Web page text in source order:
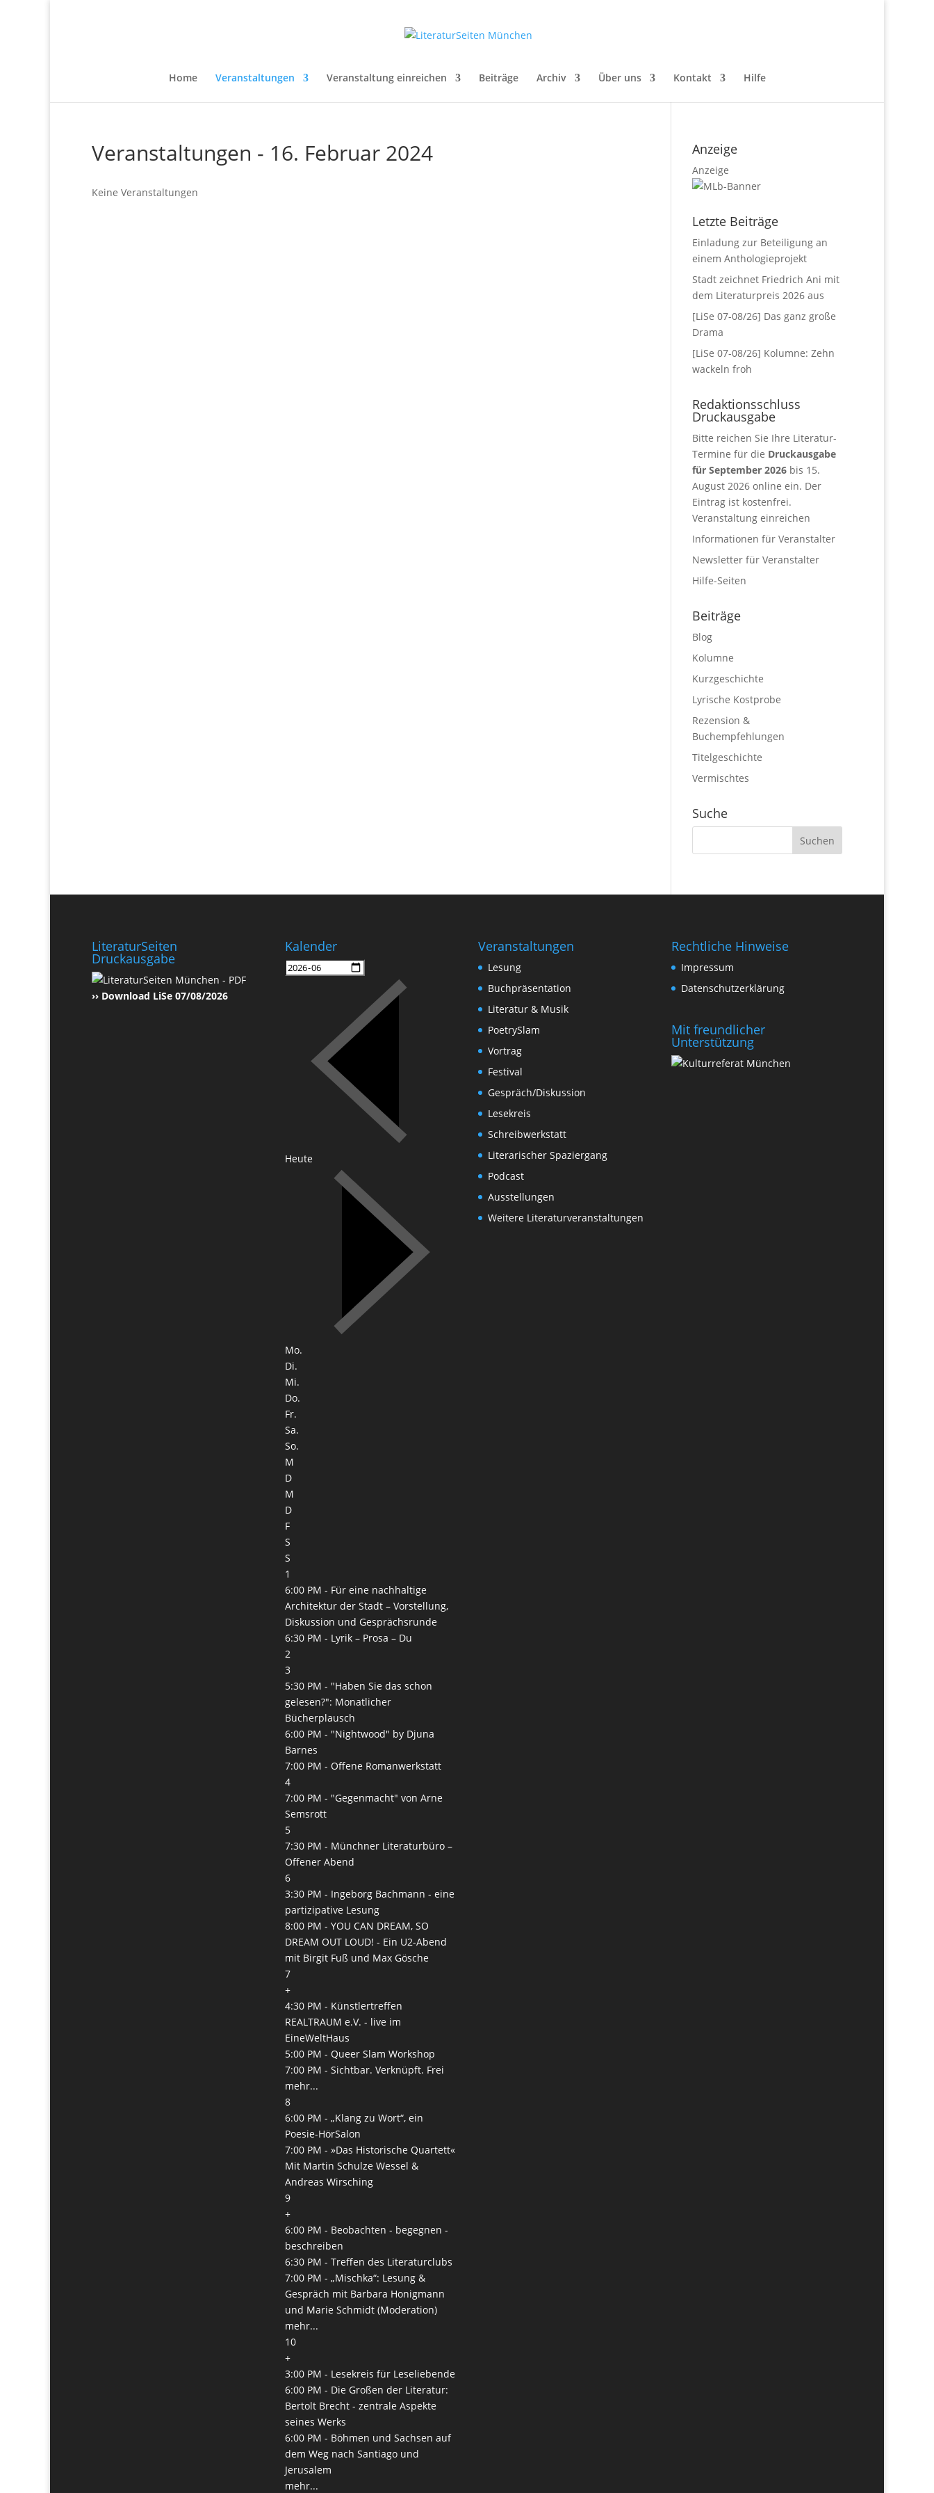
Home Veranstaltungen Veranstaltung einreichen Beiträge Archiv Über uns Kontakt Hilfe
Veranstaltungen - 16. Februar 2024
Keine Veranstaltungen
Anzeige
Anzeige
Letzte Beiträge
Einladung zur Beteiligung an
einem Anthologieprojekt
Stadt zeichnet Friedrich Ani mit
dem Literaturpreis 2026 aus
[LiSe 07-08/26] Das ganz große
Drama
[LiSe 07-08/26] Kolumne: Zehn
wackeln froh
Redaktionsschluss
Druckausgabe
Bitte reichen Sie Ihre Literatur-
Termine für die Druckausgabe
für September 2026 bis 15.
August 2026 online ein. Der
Eintrag ist kostenfrei.
Veranstaltung einreichen
Informationen für Veranstalter
Newsletter für Veranstalter
Hilfe-Seiten
Beiträge
Blog
Kolumne
Kurzgeschichte
Lyrische Kostprobe
Rezension &
Buchempfehlungen
Titelgeschichte
Vermischtes
Suche
LiteraturSeiten
Druckausgabe
›› Download LiSe 07/08/2026
Kalender
Heute
Mo.
Di.
Mi.
Do.
Fr.
Sa.
So.
M
D
M
D
F
S
S
1
6:00 PM - Für eine nachhaltige
Architektur der Stadt – Vorstellung,
Diskussion und Gesprächsrunde
6:30 PM - Lyrik – Prosa – Du
2
3
5:30 PM - "Haben Sie das schon
gelesen?": Monatlicher
Bücherplausch
6:00 PM - "Nightwood" by Djuna
Barnes
7:00 PM -Offene Romanwerkstatt
4
7:00 PM - "Gegenmacht" von Arne
Semsrott
5
7:30 PM - Münchner Literaturbüro –
Offener Abend
6
3:30 PM - Ingeborg Bachmann - eine
partizipative Lesung
8:00 PM -YOU CAN DREAM, SO
DREAM OUT LOUD! - Ein U2-Abend
mit Birgit Fuß und Max Gösche
7
+
4:30 PM - Künstlertreffen
REALTRAUM e.V. - live im
EineWeltHaus
5:00 PM -Queer Slam Workshop
7:00 PM -Sichtbar. Verknüpft. Frei
mehr...
8
6:00 PM -„Klang zu Wort“, ein
Poesie-HörSalon
7:00 PM -»Das Historische Quartett«
Mit Martin Schulze Wessel &
Andreas Wirsching
9
+
6:00 PM - Beobachten - begegnen -
beschreiben
6:30 PM -Treffen des Literaturclubs
7:00 PM -„Mischka“: Lesung &
Gespräch mit Barbara Honigmann
und Marie Schmidt (Moderation)
mehr...
10
+
3:00 PM - Lesekreis für Leseliebende
6:00 PM - Die Großen der Literatur:
Bertolt Brecht - zentrale Aspekte
seines Werks
6:00 PM - Böhmen und Sachsen auf
dem Weg nach San­tiago und
Jerusalem
mehr...
Veranstaltungen
Lesung
Buchpräsentation
Literatur & Musik
PoetrySlam
Vortrag
Festival
Gespräch/Diskussion
Lesekreis
Schreibwerkstatt
Literarischer Spaziergang
Podcast
Ausstellungen
Weitere Literaturveranstaltungen
Rechtliche Hinweise
Impressum
Datenschutzerklärung
Mit freundlicher
Unterstützung